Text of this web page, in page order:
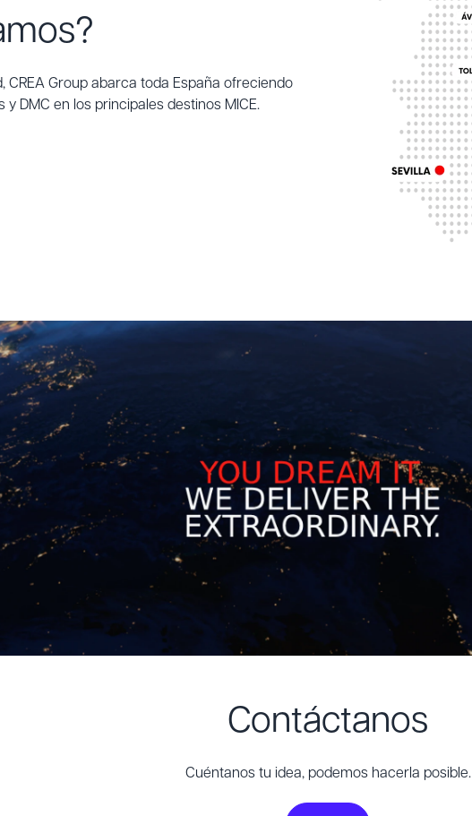
CREA Group abarca toda España ofreciendo
DMC en los principales destinos MICE.
Contáctanos
Cuéntanos tu idea, podemos hacerla posible.